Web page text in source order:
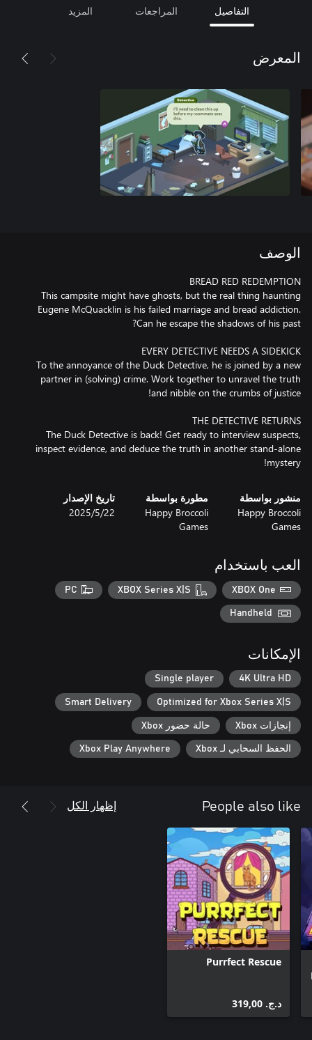
التفاصيل المراجعات المزيد
المعرض
الوصف
This campsite might have ghosts, but the real thing haunting
Eugene McQuacklin is his failed marriage and bread addiction.
To the annoyance of the Duck Detective, he is joined by a new
partner in (solving) crime. Work together to unravel the truth
The Duck Detective is back! Get ready to interview suspects,
inspect evidence, and deduce the truth in another stand-alone
mystery!
منشور بواسطة
Happy Broccoli
Games
مطورة بواسطة
Happy Broccoli
Games
تاريخ الإصدار
22‏/5‏/2025
العب باستخدام
XBOX One
XBOX Series X|S
PC
Handheld
الإمكانات
4K Ultra HD
Single player
Optimized for Xbox Series X|S
Smart Delivery
إنجازات Xbox حالة حضور Xbox
الحفظ السحابي لـ Xbox Xbox Play Anywhere
People also like إظهار الكل
Purrfect Rescue
د.ج.‏ 319,00